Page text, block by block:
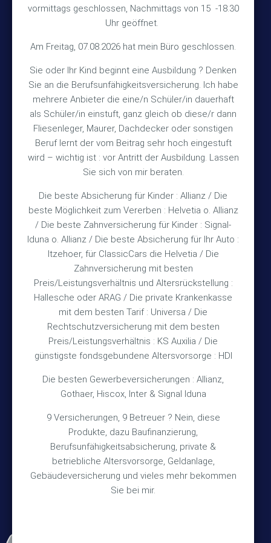
vormittags geschlossen, Nachmittags von 15 -18.30
Uhr geöffnet.
Am Freitag, 07.08.2026 hat mein Büro geschlossen.
Sie oder Ihr Kind beginnt eine Ausbildung ? Denken
Sie an die Berufsunfähigkeitsversicherung. Ich habe
mehrere Anbieter die eine/n Schüler/in dauerhaft
als Schüler/in einstuft, ganz gleich ob diese/r dann
Fliesenleger, Maurer, Dachdecker oder sonstigen
Beruf lernt der vom Beitrag sehr hoch eingestuft
wird – wichtig ist : vor Antritt der Ausbildung. Lassen
Sie sich von mir beraten.
Die beste Absicherung für Kinder : Allianz / Die
beste Möglichkeit zum Vererben : Helvetia o. Allianz
/ Die beste Zahnversicherung für Kinder : Signal-
Iduna o. Allianz / Die beste Absicherung für Ihr Auto :
Itzehoer, für ClassicCars die Helvetia / Die
Zahnversicherung mit besten
Preis/Leistungsverhältnis und Altersrückstellung :
Hallesche oder ARAG / Die private Krankenkasse
mit dem besten Tarif : Universa / Die
Rechtschutzversicherung mit dem besten
Preis/Leistungsverhältnis : KS Auxilia / Die
günstigste fondsgebundene Altersvorsorge : HDI
Die besten Gewerbeversicherungen : Allianz,
Gothaer, Hiscox, Inter & Signal Iduna
9 Versicherungen, 9 Betreuer ? Nein, diese
Produkte, dazu Baufinanzierung,
Berufsunfähigkeitsabsicherung, private &
betriebliche Altersvorsorge, Geldanlage,
Gebäudeversicherung und vieles mehr bekommen
Sie bei mir.
30890 Barsinghausen
Kontakt
TEL +49 (5105) 1811
FAX +49 (5105) 2720
vmh1a@web.de
Bürozeiten
Mo – Fr 10:15 – 12:00 Uhr
Mo & Do 15:30 – 18:00 Uhr
und nach Vereinbarung
Rechtliches
Impressum
Datenschutz
Erstinformation
Wichtiges
Über mich
Bedarfsermittlung
Schadensmeldung